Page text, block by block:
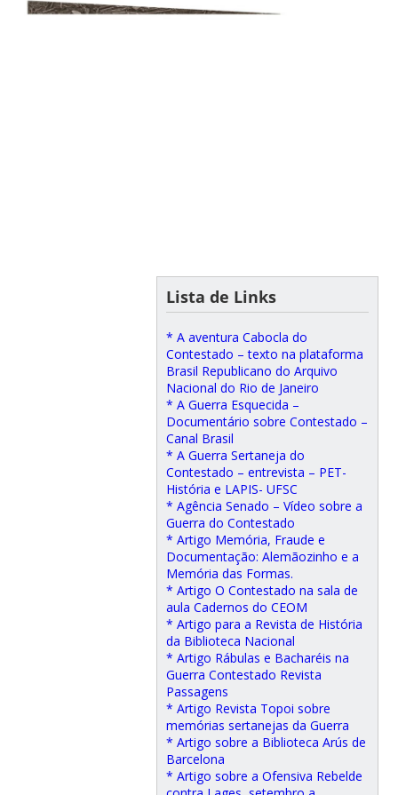
Lista de Links
* A aventura Cabocla do
Contestado – texto na plataforma
Brasil Republicano do Arquivo
Nacional do Rio de Janeiro
* A Guerra Esquecida –
Documentário sobre Contestado –
Canal Brasil
* A Guerra Sertaneja do
Contestado – entrevista – PET-
História e LAPIS- UFSC
* Agência Senado – Vídeo sobre a
Guerra do Contestado
* Artigo Memória, Fraude e
Documentação: Alemãozinho e a
Memória das Formas.
* Artigo O Contestado na sala de
aula Cadernos do CEOM
* Artigo para a Revista de História
da Biblioteca Nacional
* Artigo Rábulas e Bacharéis na
Guerra Contestado Revista
Passagens
* Artigo Revista Topoi sobre
memórias sertanejas da Guerra
* Artigo sobre a Biblioteca Arús de
Barcelona
* Artigo sobre a Ofensiva Rebelde